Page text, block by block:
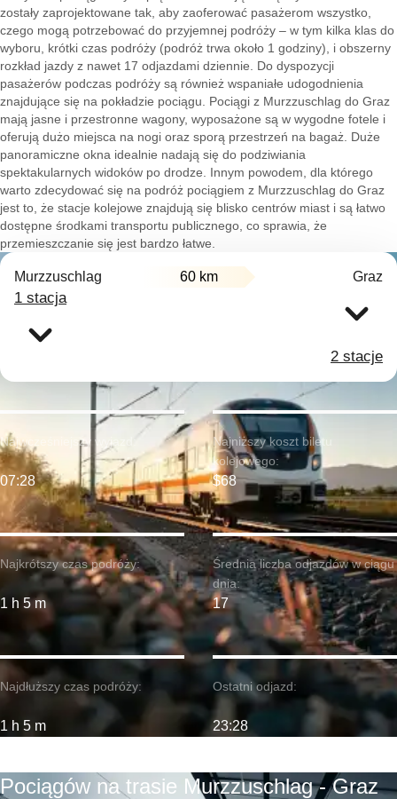
zostały zaprojektowane tak, aby zaoferować pasażerom wszystko,
czego mogą potrzebować do przyjemnej podróży – w tym kilka klas do
wyboru, krótki czas podróży (podróż trwa około 1 godziny), i obszerny
rozkład jazdy z nawet 17 odjazdami dziennie. Do dyspozycji
pasażerów podczas podróży są również wspaniałe udogodnienia
znajdujące się na pokładzie pociągu. Pociągi z Murzzuschlag do Graz
mają jasne i przestronne wagony, wyposażone są w wygodne fotele i
oferują dużo miejsca na nogi oraz sporą przestrzeń na bagaż. Duże
panoramiczne okna idealnie nadają się do podziwiania
spektakularnych widoków po drodze. Innym powodem, dla którego
warto zdecydować się na podróż pociągiem z Murzzuschlag do Graz
jest to, że stacje kolejowe znajdują się blisko centrów miast i są łatwo
dostępne środkami transportu publicznego, co sprawia, że
przemieszczanie się jest bardzo łatwe.
Murzzuschlag 60 km Graz
1 stacja
2 stacje
Najkrótszy czas podróży:
1 h 5 m
Najwcześniejszy wyjazd:
07:28
Najdłuższy czas podróży:
1 h 5 m
Najniższy koszt biletu
kolejowego:
$68
Średnia liczba odjazdów w ciągu
dnia:
17
Ostatni odjazd:
23:28
Pociągów na trasie Murzzuschlag - Graz